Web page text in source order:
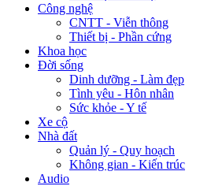
Công nghệ
CNTT - Viễn thông
Thiết bị - Phần cứng
Khoa học
Đời sống
Dinh dưỡng - Làm đẹp
Tình yêu - Hôn nhân
Sức khỏe - Y tế
Xe cộ
Nhà đất
Quản lý - Quy hoạch
Không gian - Kiến trúc
Audio